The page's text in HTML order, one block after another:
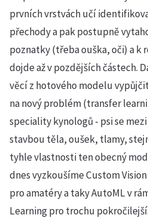
prvních vrstvách učí
přechody a pak postupně
poznatky (třeba ouška, oči) a k
dojde až v pozdějších částech.
věcí z hotového modelu
na nový problém (transfer
speciality kynologů - psi se
stavbou těla, oušek, tlamy,
tyhle vlastnosti ten obecný
dnes vyzkoušíme Custom
pro amatéry a taky AutoML v
Learning pro trochu pokročilejší.